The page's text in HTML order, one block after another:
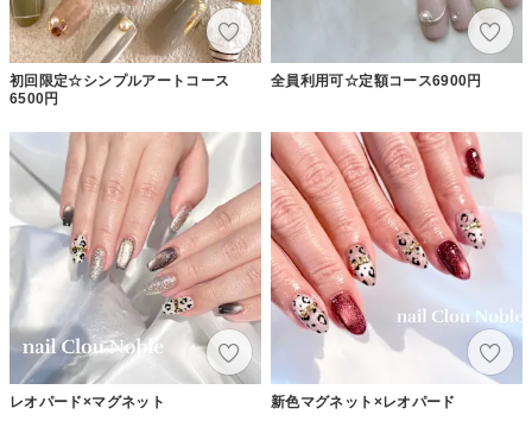
初回限定☆シンプルアートコース
6500円
全員利用可☆定額コース6900円
レオパード×マグネット 新色マグネット×レオパード